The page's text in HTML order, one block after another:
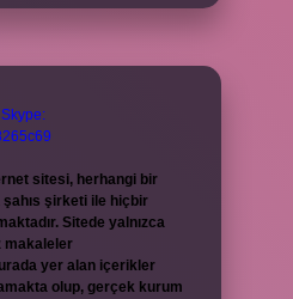
Skype:
sitesi, herhangi bir
şirketi ile hiçbir
Sitede yalnızca
makaleler
yer alan içerikler
olup, gerçek kurum